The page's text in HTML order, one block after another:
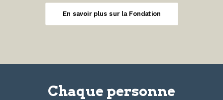
En savoir plus sur la Fondation
Chaque personne